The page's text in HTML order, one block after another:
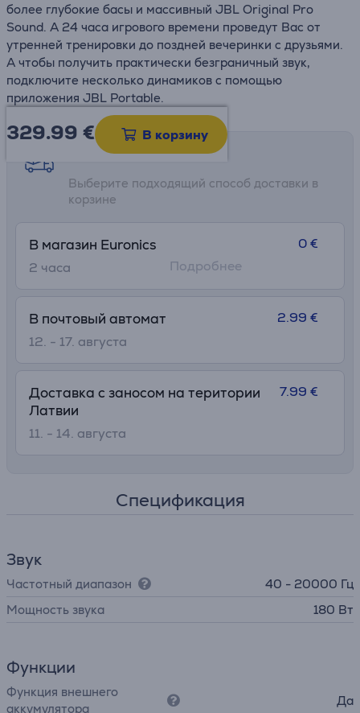
более глубокие басы и массивный JBL Original Pro
Sound. А 24 часа игрового времени проведут Вас от
утренней тренировки до поздней вечеринки с друзьями.
А чтобы получить практически безграничный звук,
подключите несколько динамиков с помощью
приложения JBL Portable.
329.99 € В корзину
Возможности доставки
Выберите подходящий способ доставки в
корзине
В магазин Euronics
2 часa
0 €
Подробнее
В почтовый автомат
12. - 17. августа
2.99 €
Доставка с заносом на територии
Латвии
11. - 14. августа
7.99 €
Спецификация
Звук
Частотный диапазон
40 - 20000 Гц
Мощность звука
180 Вт
Функции
Функция внешнего
аккумулятора
Да